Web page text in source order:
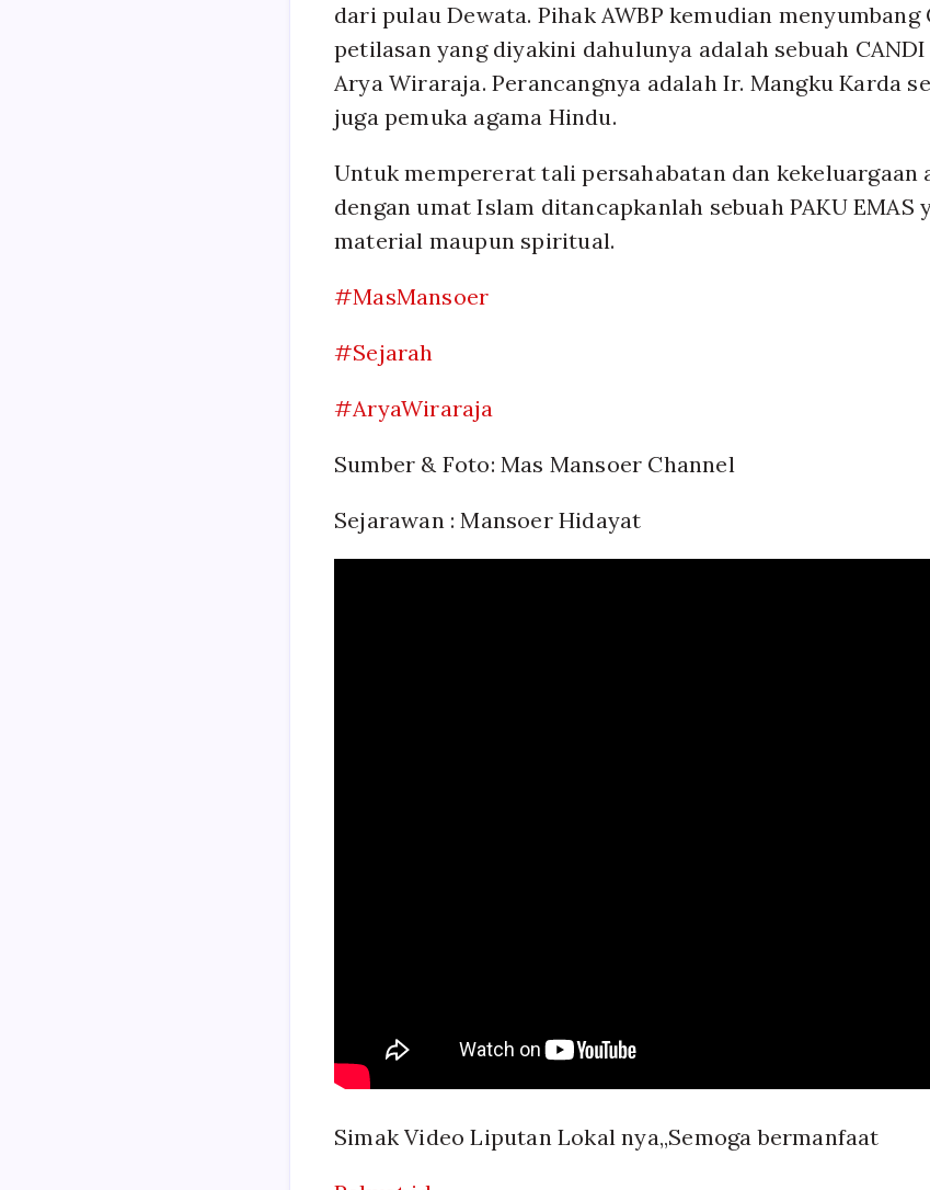
dari pulau Dewata. Pihak AWBP kemudian menyumbang
petilasan yang diyakini dahulunya adalah sebuah CANDI
Arya Wiraraja. Perancangnya adalah Ir. Mangku Karda
juga pemuka agama Hindu.
Untuk mempererat tali persahabatan dan kekeluargaan
dengan umat Islam ditancapkanlah sebuah PAKU EMAS
material maupun spiritual.
#MasMansoer
#Sejarah
#AryaWiraraja
Sumber & Foto: Mas Mansoer Channel
Sejarawan : Mansoer Hidayat
Simak Video Liputan Lokal nya,,Semoga bermanfaat